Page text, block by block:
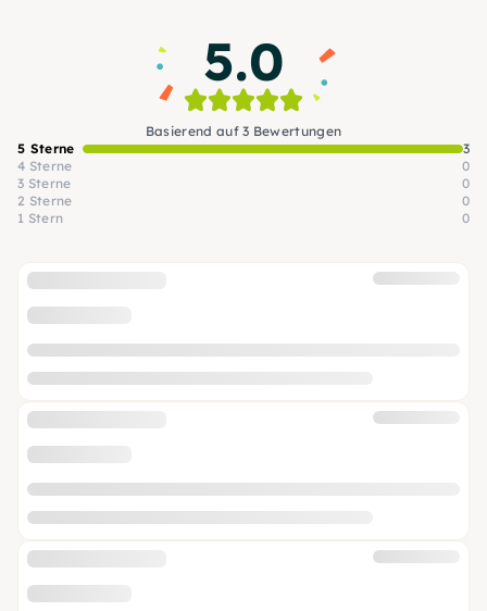
5.0
Basierend auf 3 Bewertungen
5 Sterne
3
4 Sterne
0
3 Sterne
0
2 Sterne
0
1 Stern
0